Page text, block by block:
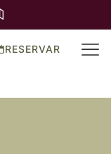
RESERVAR